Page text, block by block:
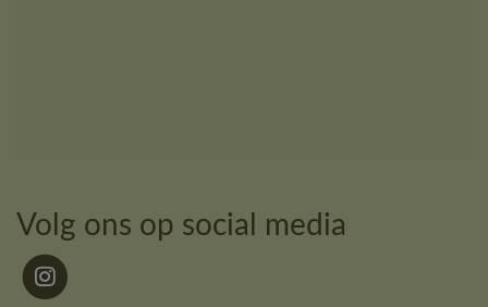
Volg ons op social media